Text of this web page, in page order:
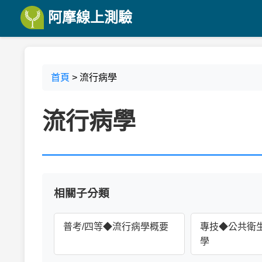
阿摩線上測驗
首頁 > 流行病學
流行病學
相關子分類
普考/四等◆流行病學概要
專技◆公共衛
學